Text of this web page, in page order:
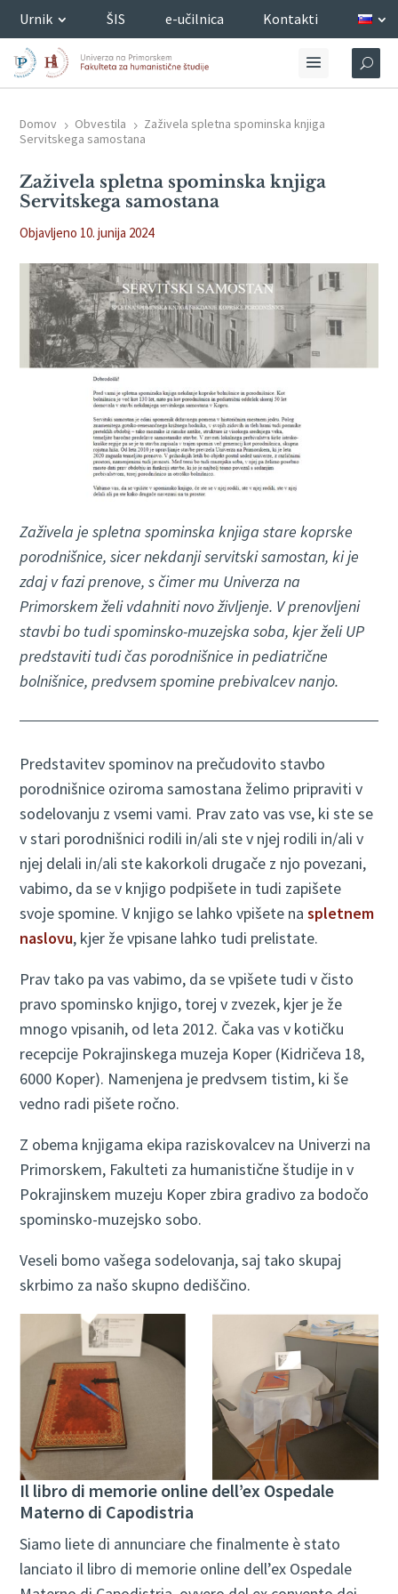
Urnik ŠIS e-učilnica Kontakti
Domov 5 Obvestila 5 Zaživela spletna spominska knjiga
Servitskega samostana
Zaživela spletna spominska knjiga
Servitskega samostana
Objavljeno 10. junija 2024
Zaživela je spletna spominska knjiga stare koprske
porodnišnice, sicer nekdanji servitski samostan, ki je
zdaj v fazi prenove, s čimer mu Univerza na
Primorskem želi vdahniti novo življenje. V prenovljeni
stavbi bo tudi spominsko-muzejska soba, kjer želi UP
predstaviti tudi čas porodnišnice in pediatrične
bolnišnice, predvsem spomine prebivalcev nanjo.
Predstavitev spominov na prečudovito stavbo
porodnišnice oziroma samostana želimo pripraviti v
sodelovanju z vsemi vami. Prav zato vas vse, ki ste se
v stari porodnišnici rodili in/ali ste v njej rodili in/ali v
njej delali in/ali ste kakorkoli drugače z njo povezani,
vabimo, da se v knjigo podpišete in tudi zapišete
svoje spomine. V knjigo se lahko vpišete naspletnem
naslovu, kjer že vpisane lahko tudi prelistate.
Prav tako pa vas vabimo, da se vpišete tudi v čisto
pravo spominsko knjigo, torej v zvezek, kjer je že
mnogo vpisanih, od leta 2012. Čaka vas v kotičku
recepcije Pokrajinskega muzeja Koper (Kidričeva 18,
6000 Koper). Namenjena je predvsem tistim, ki še
vedno radi pišete ročno.
Z obema knjigama ekipa raziskovalcev na Univerzi na
Primorskem, Fakulteti za humanistične študije in v
Pokrajinskem muzeju Koper zbira gradivo za bodočo
spominsko-muzejsko sobo.
Veseli bomo vašega sodelovanja, saj tako skupaj
skrbimo za našo skupno dediščino.
Il libro di memorie online dell’ex Ospedale
Materno di Capodistria
Siamo liete di annunciare che finalmente è stato
lanciato il libro di memorie online dell’ex Ospedale